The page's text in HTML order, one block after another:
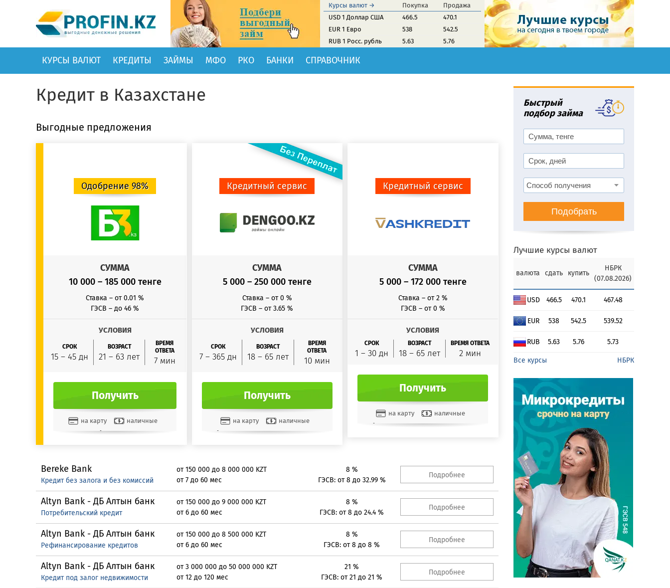
Курсы валют → Покупка
Продажа
USD 1 Доллар США
466.5
470.1
EUR 1 Евро
538
542.5
RUB 1 Росс. рубль
5.63 5.76
КУРСЫ ВАЛЮТ КРЕДИТЫ ЗАЙМЫ МФО РКО БАНКИ СПРАВОЧНИК
Кредит в Казахстане
Выгодные предложения
Одобрение 98%
СУММА
10 000 – 185 000 тенге
Ставка – от 0.01 %
ГЭСВ – до 46 %
УСЛОВИЯ
СРОК
15 – 45 дн
ВОЗРАСТ
21 – 63 лет
ВРЕМЯ
ОТВЕТА
7 мин
Получить
на карту
наличные
на счет
Кредитный сервис
СУММА
5 000 – 250 000 тенге
Ставка – от 0 %
ГЭСВ – от 3.65 %
УСЛОВИЯ
СРОК
7 – 365 дн
ВОЗРАСТ
18 – 65 лет
ВРЕМЯ
ОТВЕТА
10 мин
Получить
на карту
наличные
на счет
Золотая Корона
Кредитный сервис
СУММА
5 000 – 172 000 тенге
Ставка – от 2 %
ГЭСВ – от 0 %
УСЛОВИЯ
СРОК
1 – 30 дн
ВОЗРАСТ
18 – 65 лет
ВРЕМЯ ОТВЕТА
2 мин
Получить
на карту
наличные
на счет
Золотая Корона
Bereke Bank
Кредит без залога и без комиссий
от 150 000 до 8 000 000 KZT
от 7 до 60 мес
8 %
ГЭСВ: от 8 до 32.99 %
Подробнее
Altyn Bank - ДБ Алтын банк
Потребительский кредит
от 150 000 до 9 000 000 KZT
от 6 до 60 мес
8 %
ГЭСВ: от 8 до 24.4 %
Подробнее
Altyn Bank - ДБ Алтын банк
Рефинансирование кредитов
от 150 000 до 8 500 000 KZT
от 6 до 60 мес
8 %
ГЭСВ: от 8 до 8 %
Подробнее
Altyn Bank - ДБ Алтын банк
Кредит под залог недвижимости
от 3 000 000 до 50 000 000 KZT
от 12 до 120 мес
21 %
ГЭСВ: от 21 до 21 %
Подробнее
Быстрый
подбор займа
Подобрать
Лучшие курсы валют
валюта сдать купить
НБРК
(07.08.2026)
USD 466.5 470.1 467.48
EUR 538 542.5 539.52
RUB 5.63 5.76 5.73
Все курсы НБРК